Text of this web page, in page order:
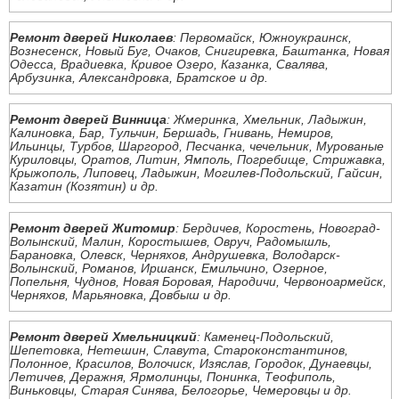
Ремонт дверей Николаев: Первомайск, Южноукраинск,
Вознесенск, Новый Буг, Очаков, Снигиревка, Баштанка, Новая
Одесса, Врадиевка, Кривое Озеро, Казанка, Свалява,
Арбузинка, Александровка, Братское и др.
Ремонт дверей Винница: Жмеринка, Хмельник, Ладыжин,
Калиновка, Бар, Тульчин, Бершадь, Гнивань, Немиров,
Ильинцы, Турбов, Шаргород, Песчанка, чечельник, Мурованые
Куриловцы, Оратов, Литин, Ямполь, Погребище, Стрижавка,
Крыжополь, Липовец, Ладыжин, Могилев-Подольский, Гайсин,
Казатин (Козятин) и др.
Ремонт дверей Житомир: Бердичев, Коростень, Новоград-
Волынский, Малин, Коростышев, Овруч, Радомышль,
Барановка, Олевск, Черняхов, Андрушевка, Володарск-
Волынский, Романов, Иршанск, Емильчино, Озерное,
Попельня, Чуднов, Новая Боровая, Народичи, Червоноармейск,
Черняхов, Марьяновка, Довбыш и др.
Ремонт дверей Хмельницкий: Каменец-Подольский,
Шепетовка, Нетешин, Славута, Староконстантинов,
Полонное, Красилов, Волочиск, Изяслав, Городок, Дунаевцы,
Летичев, Деражня, Ярмолинцы, Понинка, Теофиполь,
Виньковцы, Старая Синява, Белогорье, Чемеровцы и др.